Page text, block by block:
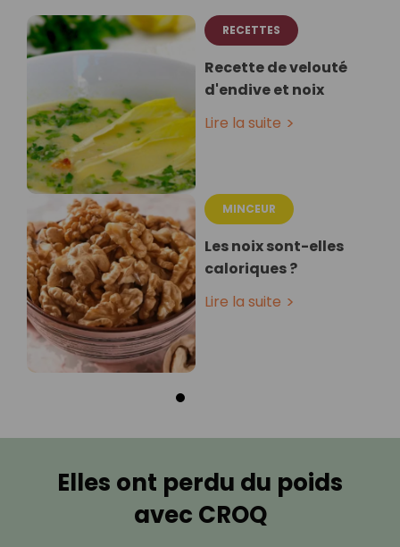
RECETTES
Recette de velouté
d'endive et noix
Lire la suite
MINCEUR
Les noix sont-elles
caloriques ?
Lire la suite
Elles ont perdu du poids
avec CROQ